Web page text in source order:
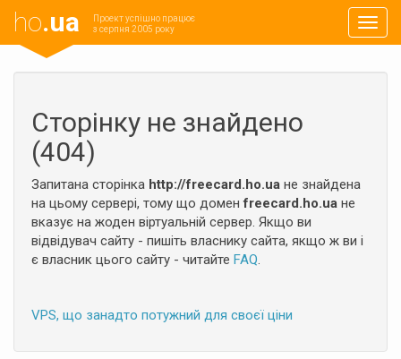
ho.ua
Проект успішно працює
з серпня 2005 року
Сторінку не знайдено
(404)
Запитана сторінка http://freecard.ho.ua не знайдена
на цьому сервері, тому що доменfreecard.ho.ua не
вказує на жоден віртуальній сервер. Якщо ви
відвідувач сайту - пишіть власнику сайта, якщо ж ви і
є власник цього сайту - читайте FAQ.
VPS, що занадто потужний для своєї ціни